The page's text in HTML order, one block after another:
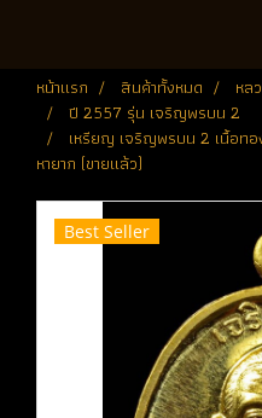
หน้าแรก สินค้าทั้งหมด
หล
ปี 2557 รุ่น เจริญพรบน 2
เหรียญ เจริญพรบน 2 เนื้อทอ
หายาก (ขายแล้ว)
Best Seller